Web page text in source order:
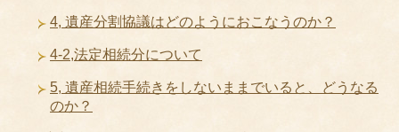
4, 遺産分割協議はどのようにおこなうのか？
4-2,法定相続分について
5, 遺産相続手続きをしないままでいると、どうなる
のか？